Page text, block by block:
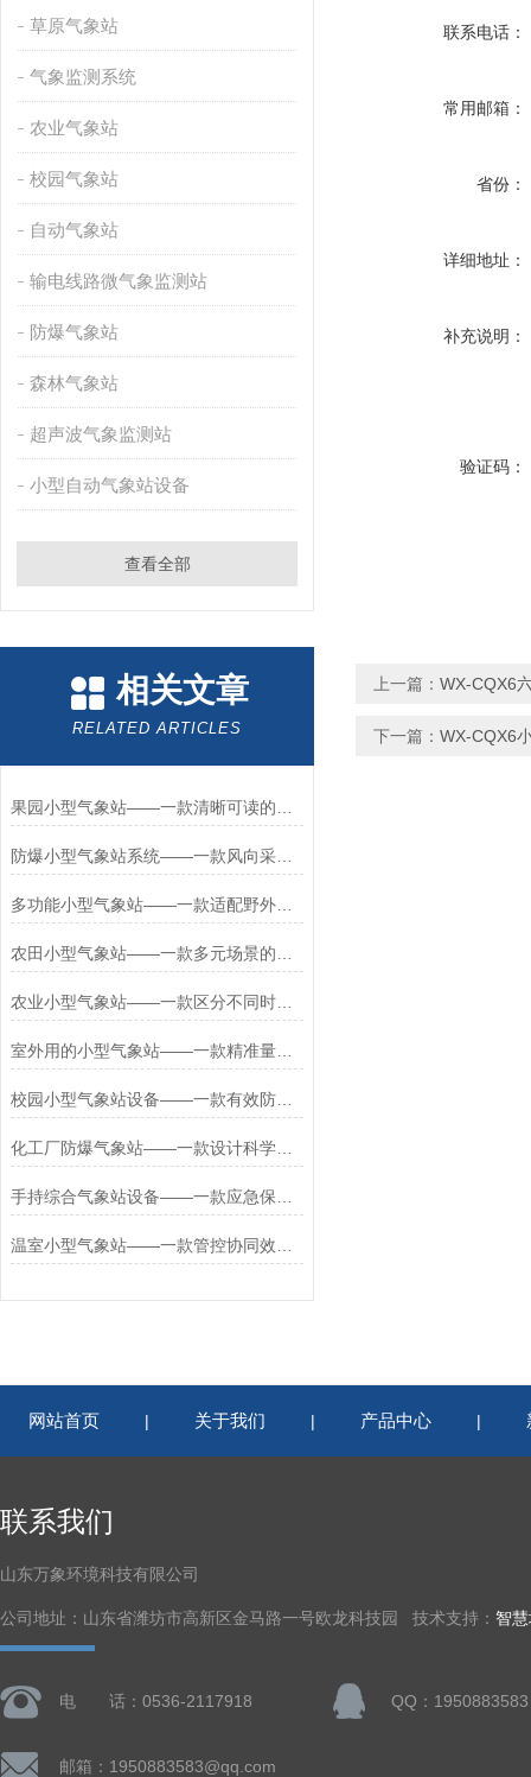
草原气象站
气象监测系统
农业气象站
校园气象站
自动气象站
输电线路微气象监测站
防爆气象站
森林气象站
超声波气象监测站
小型自动气象站设备
查看全部
相关文章
RELATED ARTICLES
防爆小型气象站系统——一款风向采集的五参数防爆气象站2026+派+送
多功能小型气象站——一款适配野外无市电的环境监测小型微气象站2026+派+送
农业小型气象站——一款区分不同时段的田间小型气象站2026+派+送
室外用的小型气象站——一款精准量化采集的建设小型气象站2026+派+送
校园小型气象站设备——一款有效防护的校园气象站基本设备2026+派+送
化工厂防爆气象站——一款设计科学合理的化工企业小型气象站2026+派+送
联系电话：
常用邮箱：
省份：
详细地址：
补充说明：
验证码：
上一篇： WX-CQX6
下一篇： WX-CQX6
网站首页 | 关于我们 | 产品中心 |
联系我们
山东万象环境科技有限公司
公司地址：山东省潍坊市高新区金马路一号欧龙科技园 技术支持： 智
电 话：0536-2117918 QQ：1950883583
邮箱：1950883583@qq.com